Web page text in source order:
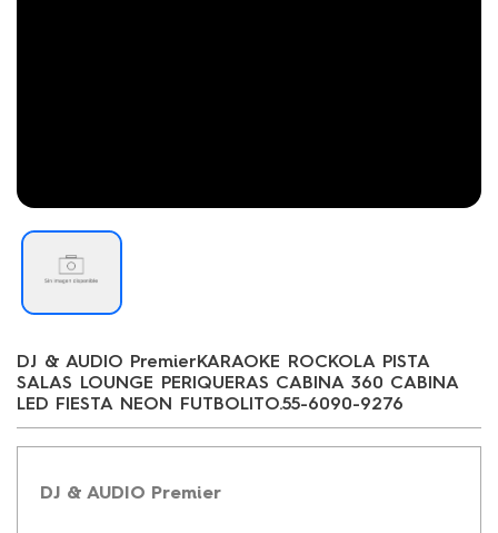
DJ & AUDIO PremierKARAOKE ROCKOLA PISTA
SALAS LOUNGE PERIQUERAS CABINA 360 CABINA
LED FIESTA NEON FUTBOLITO.55-6090-9276
DJ & AUDIO Premier